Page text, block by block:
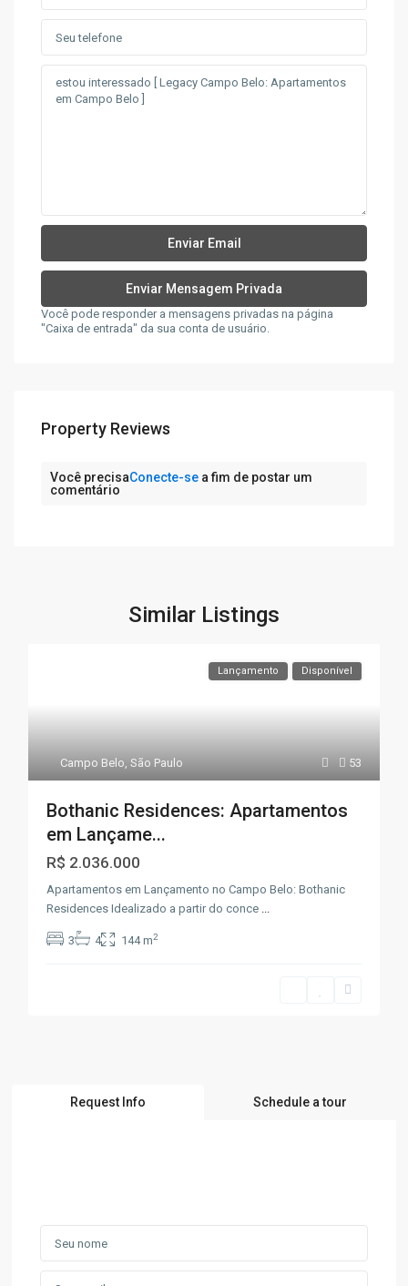
Você pode responder a mensagens privadas na página
"Caixa de entrada" da sua conta de usuário.
Property Reviews
Você precisaConecte-se a fim de postar um
comentário
Similar Listings
53
Campo Belo,São Paulo
Lançamento Disponível
Bothanic Residences: Apartamentos
em Lançame...
R$ 2.036.000
Apartamentos em Lançamento no Campo Belo: Bothanic
Residences Idealizado a partir do conce ...
3 4 144 m2
Request Info Schedule a tour